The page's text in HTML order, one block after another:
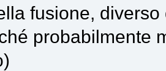
fusione,
probabilmente